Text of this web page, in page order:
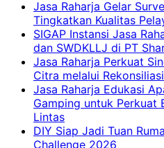
Jasa Raharja Gelar
Tingkatkan Kualitas
SIGAP Instansi Jasa
dan SWDKLLJ di PT
Jasa Raharja Perkuat
Citra melalui
Jasa Raharja Edukasi
Gamping untuk Perkuat
Lintas
DIY Siap Jadi Tuan
Challenge 2026